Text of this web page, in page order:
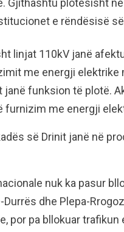
Gjithashtu plotësisht
e rëndësisë
linjat 110kV janë
me energji elektrike
funksion të plotë.
furnizim me energji
së Drinit janë në
nuk ka pasur
dhe Plepa-
por pa bllokuar trafikun